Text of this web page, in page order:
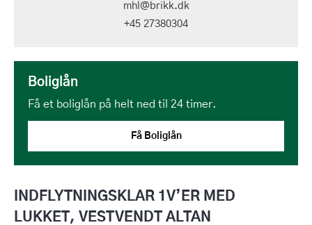
INDFLYTNINGSKLAR 1V’ER MED
LUKKET, VESTVENDT ALTAN
mhl@brikk.dk
+45 27380304
Boliglån
Få et boliglån på helt ned til 24 timer.
Få Boliglån